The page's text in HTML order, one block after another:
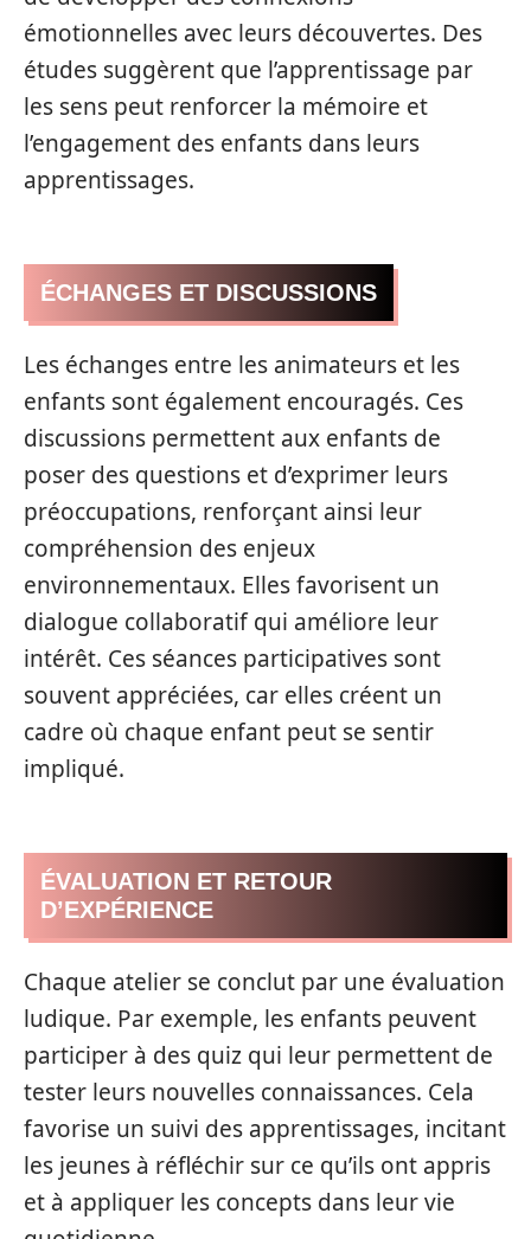
émotionnelles avec leurs découvertes. Des
études suggèrent que l’apprentissage par
les sens peut renforcer la mémoire et
l’engagement des enfants dans leurs
apprentissages.
ÉCHANGES ET DISCUSSIONS
Les échanges entre les animateurs et les
enfants sont également encouragés. Ces
discussions permettent aux enfants de
poser des questions et d’exprimer leurs
préoccupations, renforçant ainsi leur
compréhension des enjeux
environnementaux. Elles favorisent un
dialogue collaboratif qui améliore leur
intérêt. Ces séances participatives sont
souvent appréciées, car elles créent un
cadre où chaque enfant peut se sentir
impliqué.
ÉVALUATION ET RETOUR
D’EXPÉRIENCE
Chaque atelier se conclut par une évaluation
ludique. Par exemple, les enfants peuvent
participer à des quiz qui leur permettent de
tester leurs nouvelles connaissances. Cela
favorise un suivi des apprentissages, incitant
les jeunes à réfléchir sur ce qu’ils ont appris
et à appliquer les concepts dans leur vie